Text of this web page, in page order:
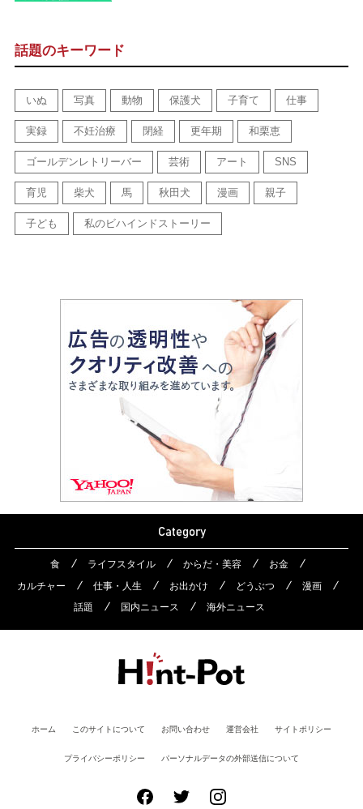
話題のキーワード
いぬ 写真 動物 保護犬 子育て 仕事
実録 不妊治療 閉経 更年期 和栗恵
ゴールデンレトリーバー 芸術 アート SNS
育児 柴犬 馬 秋田犬 漫画 親子
子ども 私のビハインドストーリー
Category
食 ライフスタイル からだ・美容
お金
カルチャー
仕事・人生 お出かけ どうぶつ
漫画
話題
国内ニュース 海外ニュース
ホーム このサイトについて お問い合わせ 運営会社 サイトポリシー
プライバシーポリシー パーソナルデータの外部送信について